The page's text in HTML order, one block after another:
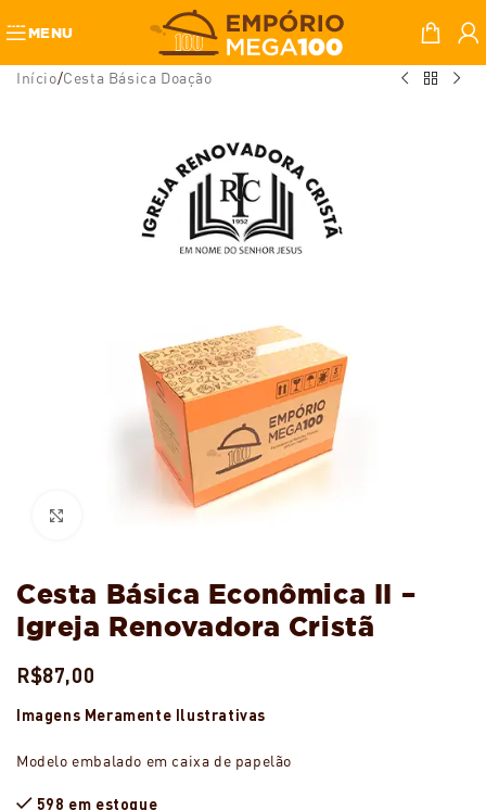
Skip to navigation
Skip to main content
MENU
Início/Cesta Básica Doação
Cesta Básica Econômica II –
Igreja Renovadora Cristã
R$87,00
Imagens Meramente Ilustrativas
Modelo embalado em caixa de papelão
598 em estoque